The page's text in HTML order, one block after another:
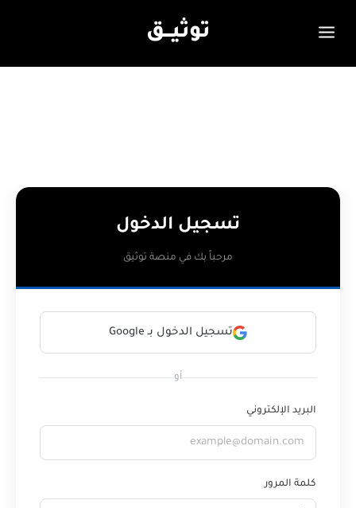
توثيـــق
تسجيل الدخول
مرحباً بك في منصة توثيق
تسجيل الدخول بـ Google
أو
البريد الإلكتروني
كلمة المرور